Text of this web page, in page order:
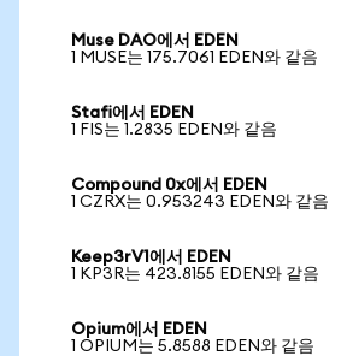
Muse DAO에서 EDEN
1 MUSE는 175.7061 EDEN와 같음
Stafi에서 EDEN
1 FIS는 1.2835 EDEN와 같음
Compound 0x에서 EDEN
1 CZRX는 0.953243 EDEN와 같음
Keep3rV1에서 EDEN
1 KP3R는 423.8155 EDEN와 같음
Opium에서 EDEN
1 OPIUM는 5.8588 EDEN와 같음